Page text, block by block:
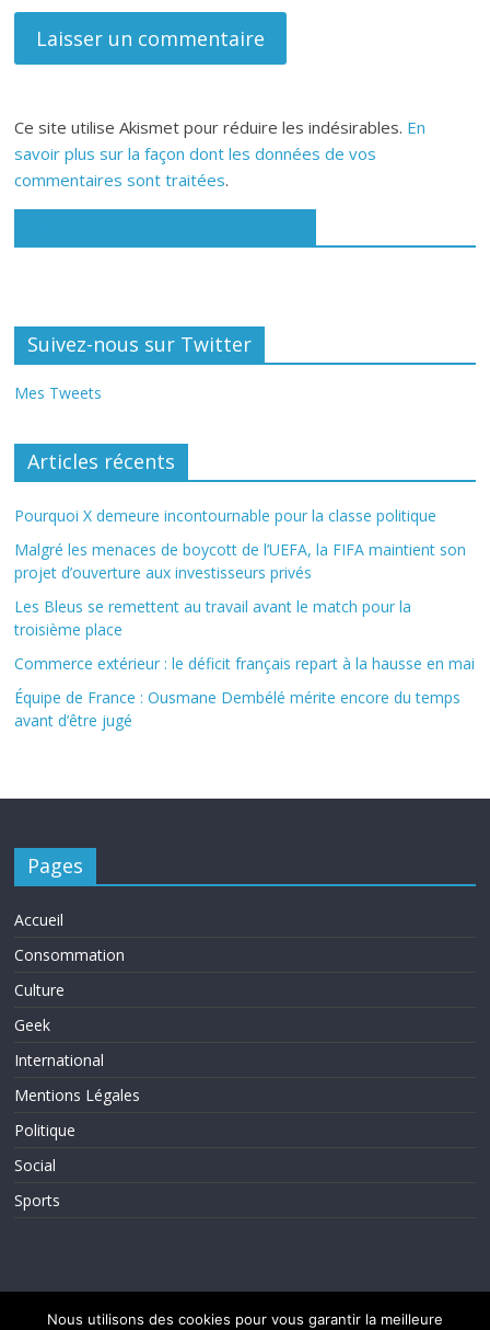
Ce site utilise Akismet pour réduire les indésirables. En
savoir plus sur la façon dont les données de vos
commentaires sont traitées.
Suivez-nous sur Twitter
Mes Tweets
Articles récents
Pourquoi X demeure incontournable pour la classe politique
Malgré les menaces de boycott de l’UEFA, la FIFA maintient son
projet d’ouverture aux investisseurs privés
Les Bleus se remettent au travail avant le match pour la
troisième place
Commerce extérieur : le déficit français repart à la hausse en mai
Équipe de France : Ousmane Dembélé mérite encore du temps
avant d’être jugé
Pages
Accueil
Consommation
Culture
Geek
International
Mentions Légales
Politique
Social
Sports
Nous utilisons des cookies pour vous garantir la meilleure